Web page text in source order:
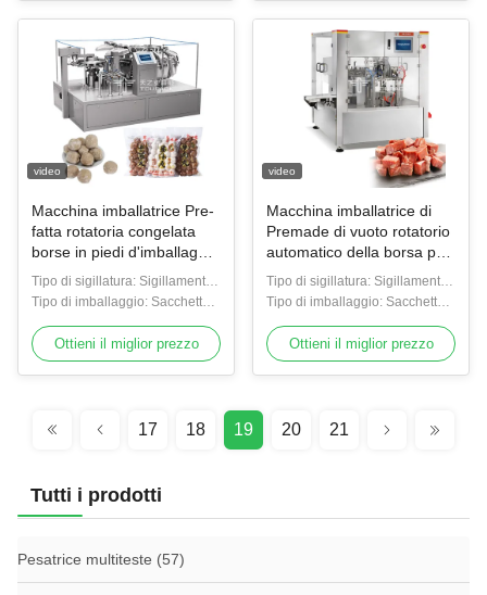
video
Macchina imballatrice Pre-
fatta rotatoria congelata
borse in piedi d'imballaggio
sotto vuoto automatica del
sacchetto dell'alimento di
Doypack della macchina
Tipo di sigillatura: Sigillamento
caldo
Tipo di imballaggio: Sacchetto
in piedi, borse, film, stagnola,
sacchetto, caso
Ottieni il miglior prezzo
video
Macchina imballatrice di
Premade di vuoto rotatorio
automatico della borsa per
la macchina imballatrice
Pre-fatta di sigillatura di
riempimento di vuoto della
borsa della carne
Tipo di sigillatura: Sigillamento
caldo
Tipo di imballaggio: Sacchetto
in piedi, borse, film, stagnola,
sacchetto, caso
Ottieni il miglior prezzo
17 18 19 20 21
Tutti i prodotti
Pesatrice multiteste (57)